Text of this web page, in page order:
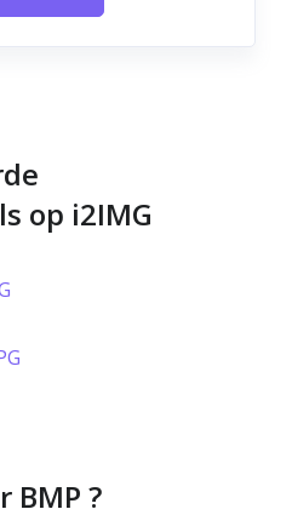
op i2IMG
BMP ?